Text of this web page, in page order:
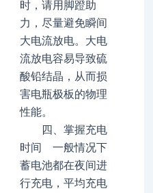
时，请用脚蹬助
力，尽量避免瞬间
大电流放电。大电
流放电容易导致硫
酸铅结晶，从而损
害电瓶极板的物理
性能。
四、掌握充电
时间 一般情况下
蓄电池都在夜间进
行充电，平均充电